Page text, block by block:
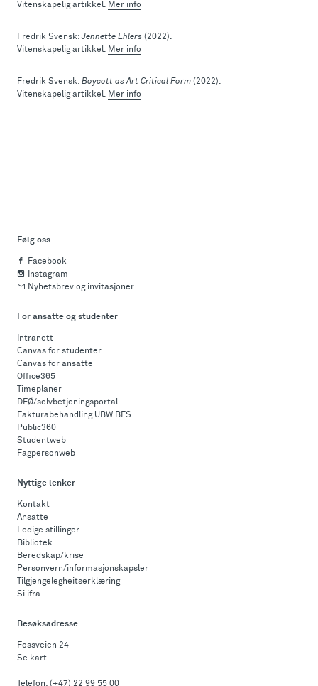
Vitenskapelig artikkel. Mer info
Fredrik Svensk:Jennette Ehlers (2022).
Vitenskapelig artikkel. Mer info
Fredrik Svensk: Boycott as Art Critical Form (2022).
Vitenskapelig artikkel. Mer info
Følg oss
Facebook
Instagram
Nyhetsbrev og invitasjoner
For ansatte og studenter
Intranett
Canvas for studenter
Canvas for ansatte
Office365
Timeplaner
DFØ/selvbetjeningsportal
Fakturabehandling UBW BFS
Public360
Studentweb
Fagpersonweb
Nyttige lenker
Kontakt
Ansatte
Ledige stillinger
Bibliotek
Beredskap/krise
Personvern/informasjonskapsler
Tilgjengelegheitserklæring
Si ifra
Besøksadresse
Fossveien 24
Se kart
Telefon: (+47) 22 99 55 00